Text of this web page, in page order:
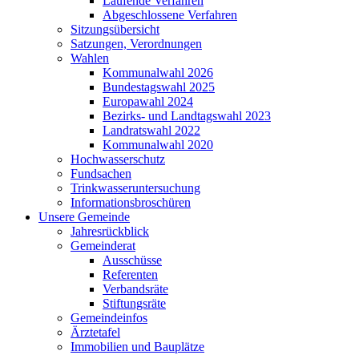
Abgeschlossene Verfahren
Sitzungsübersicht
Satzungen, Verordnungen
Wahlen
Kommunalwahl 2026
Bundestagswahl 2025
Europawahl 2024
Bezirks- und Landtagswahl 2023
Landratswahl 2022
Kommunalwahl 2020
Hochwasserschutz
Fundsachen
Trinkwasseruntersuchung
Informationsbroschüren
Unsere Gemeinde
Jahresrückblick
Gemeinderat
Ausschüsse
Referenten
Verbandsräte
Stiftungsräte
Gemeindeinfos
Ärztetafel
Immobilien und Bauplätze